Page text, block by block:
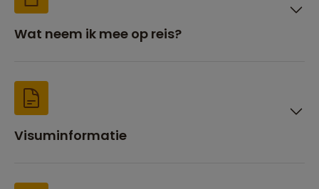
Wat neem ik mee op reis?
Visuminformatie